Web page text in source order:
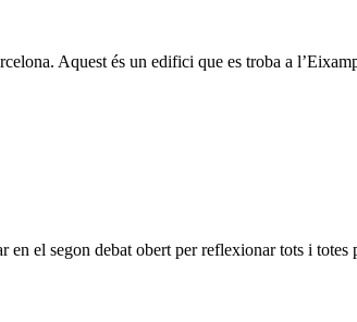
Aquest és un edifici que es troba a
el segon debat obert per reflexionar tots i